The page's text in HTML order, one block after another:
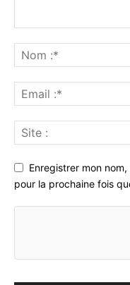
Enregistrer mon
pour la prochaine fois